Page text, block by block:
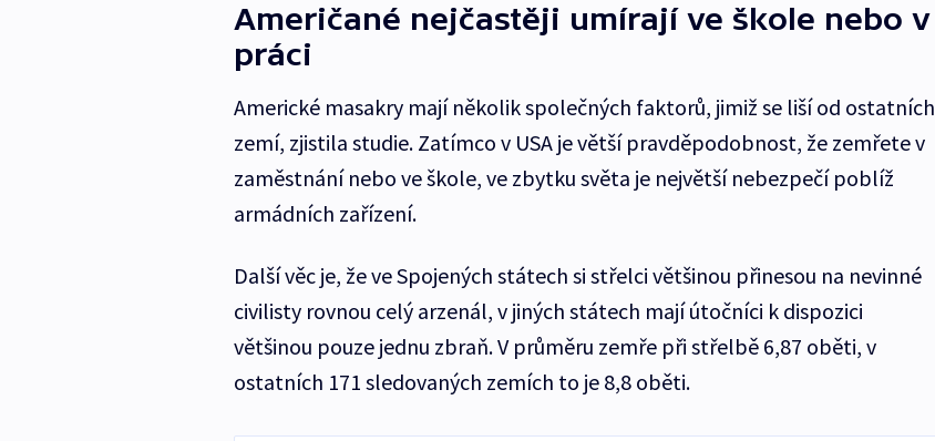
Američané nejčastěji umírají ve škole nebo v
práci
Americké masakry mají několik společných faktorů, jimiž se liší od ostatních
zemí, zjistila studie. Zatímco v USA je větší pravděpodobnost, že zemřete v
zaměstnání nebo ve škole, ve zbytku světa je největší nebezpečí poblíž
armádních zařízení.
Další věc je, že ve Spojených státech si střelci většinou přinesou na nevinné
civilisty rovnou celý arzenál, v jiných státech mají útočníci k dispozici
většinou pouze jednu zbraň. V průměru zemře při střelbě 6,87 oběti, v
ostatních 171 sledovaných zemích to je 8,8 oběti.